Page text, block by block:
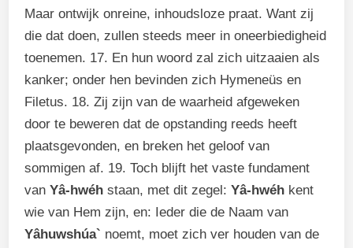
Maar ontwijk onreine, inhoudsloze praat. Want zij
die dat doen, zullen steeds meer in oneerbiedigheid
toenemen. 17. En hun woord zal zich uitzaaien als
kanker; onder hen bevinden zich Hymeneüs en
Filetus. 18. Zij zijn van de waarheid afgeweken
door te beweren dat de opstanding reeds heeft
plaatsgevonden, en breken het geloof van
sommigen af. 19. Toch blijft het vaste fundament
vanYâ-hwéh staan, met dit zegel:Yâ-hwéh kent
wie van Hem zijn, en: Ieder die de Naam van
Yâhuwshúa` noemt, moet zich ver houden van de